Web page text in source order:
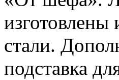
стали.
подставка